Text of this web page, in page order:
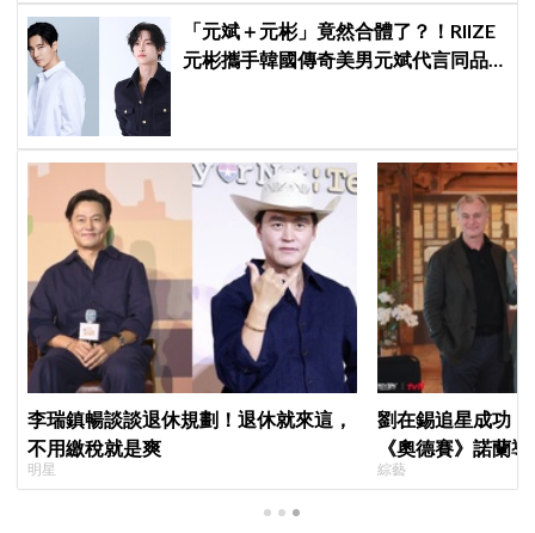
「元斌＋元彬」竟然合體了？！RIIZE
元彬攜手韓國傳奇美男元斌代言同品
李瑞鎮暢談談退休規劃！退休就來這，
不用繳稅就是爽
明星
劉在錫追星成功
《奧德賽》諾蘭
比YA幸福笑容藏
綜藝